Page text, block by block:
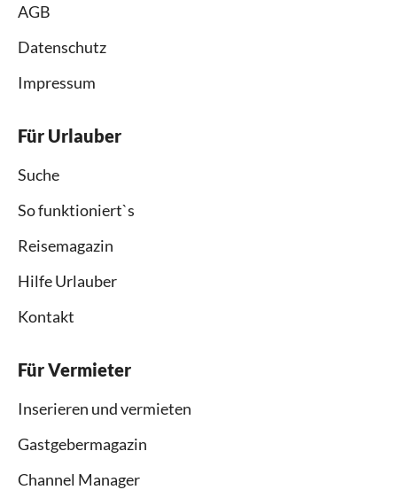
AGB
Datenschutz
Impressum
Für Urlauber
Suche
So funktioniert`s
Reisemagazin
Hilfe Urlauber
Kontakt
Für Vermieter
Inserieren und vermieten
Gastgebermagazin
Channel Manager